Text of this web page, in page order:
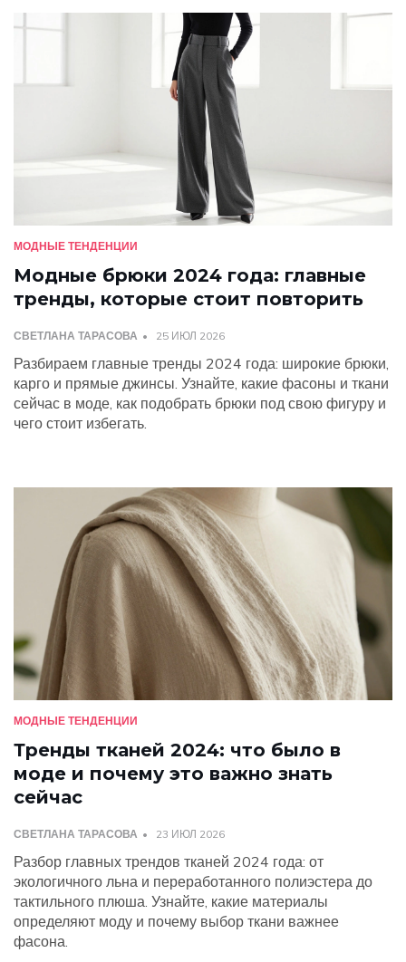
МОДНЫЕ ТЕНДЕНЦИИ
Модные брюки 2024 года: главные
тренды, которые стоит повторить
СВЕТЛАНА ТАРАСОВА 25 ИЮЛ 2026
Разбираем главные тренды 2024 года: широкие брюки,
карго и прямые джинсы. Узнайте, какие фасоны и ткани
сейчас в моде, как подобрать брюки под свою фигуру и
чего стоит избегать.
МОДНЫЕ ТЕНДЕНЦИИ
Тренды тканей 2024: что было в
моде и почему это важно знать
сейчас
СВЕТЛАНА ТАРАСОВА 23 ИЮЛ 2026
Разбор главных трендов тканей 2024 года: от
экологичного льна и переработанного полиэстера до
тактильного плюша. Узнайте, какие материалы
определяют моду и почему выбор ткани важнее
фасона.